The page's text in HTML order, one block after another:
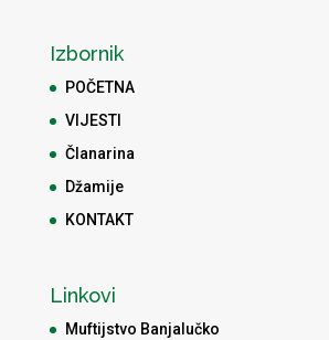
Izbornik
POČETNA
VIJESTI
Članarina
Džamije
KONTAKT
Linkovi
Muftijstvo Banjalučko